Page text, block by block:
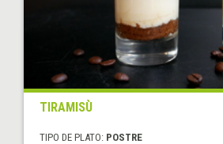
TIRAMISÙ
TIPO DE PLATO: POSTRE